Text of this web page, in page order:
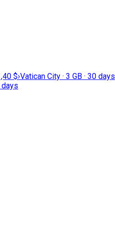
$›Vatican City · 3 GB · 30 days
days